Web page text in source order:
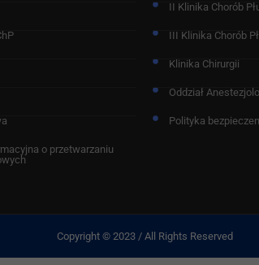
o przetwarzaniu
II Klinika Chorób
III Klinika Chorób
Klinika Chirurgii
Oddział
Polityka
Copyright © 2023 / All Rights Reserved